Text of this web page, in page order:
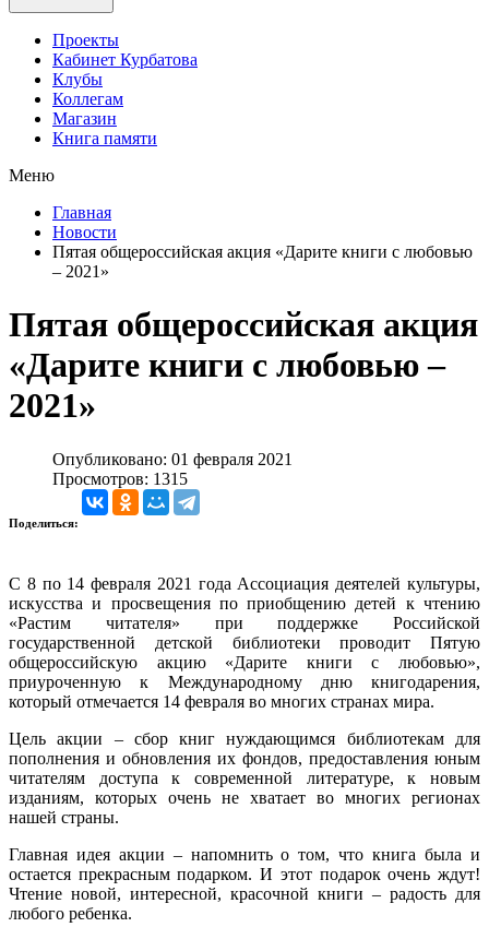
Проекты
Кабинет Курбатова
Клубы
Коллегам
Магазин
Книга памяти
Меню
Главная
Новости
Пятая общероссийская акция «Дарите книги с любовью
– 2021»
Пятая общероссийская акция
«Дарите книги с любовью –
2021»
Опубликовано: 01 февраля 2021
Просмотров: 1315
Поделиться:
С 8 по 14 февраля 2021 года Ассоциация деятелей культуры,
искусства и просвещения по приобщению детей к чтению
«Растим читателя» при поддержке Российской
государственной детской библиотеки проводит Пятую
общероссийскую акцию «Дарите книги с любовью»,
приуроченную к Международному дню книгодарения,
который отмечается 14 февраля во многих странах мира.
Цель акции – сбор книг нуждающимся библиотекам для
пополнения и обновления их фондов, предоставления юным
читателям доступа к современной литературе, к новым
изданиям, которых очень не хватает во многих регионах
нашей страны.
Главная идея акции – напомнить о том, что книга была и
остается прекрасным подарком. И этот подарок очень ждут!
Чтение новой, интересной, красочной книги – радость для
любого ребенка.